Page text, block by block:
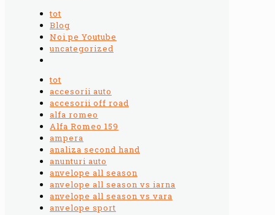
tot
Blog
Noi pe Youtube
uncategorized
tot
accesorii auto
accesorii off road
alfa romeo
Alfa Romeo 159
ampera
analiza second hand
anunturi auto
anvelope all season
anvelope all season vs iarna
anvelope all season vs vara
anvelope sport